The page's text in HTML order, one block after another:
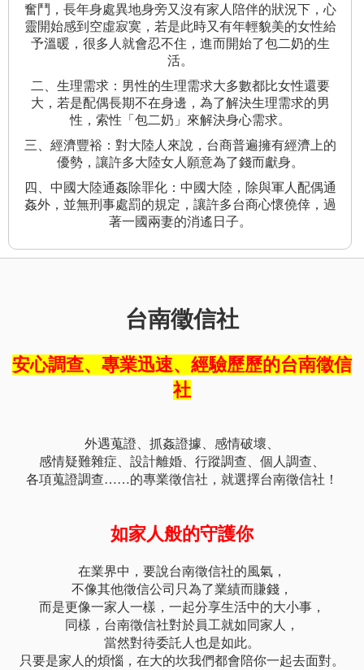
奮鬥，長年身處異地身旁又沒有家人陪伴的狀況下，心
靈開始感到空虛寂寞，若是此時又有年輕貌美的女性給
予溫暖，很多人就會忍不住，進而開始了包二奶的生
活。
二、生理需求：男性的生理需求大多數都比女性還要
大，若是配偶長期不在身邊，為了解決生理需求的男
性，索性「包二奶」來解決身心需求。
三、經濟豐裕：對大陸人來說，台商普遍擁有經濟上的
優勢，讓許多大陸女人願意為了錢而獻身。
四、中國大陸通姦除罪化：中國大陸，除與軍人配偶通
姦外，並無刑事處罰的規定，讓許多台商心懷僥倖，過
著一國兩妻的消遙日子。
台南徵信社
安心調查、專業迅速、經驗歷歷的台南徵信
社
外遇蒐證、抓姦證據、感情破壞、
感情疑難雜症、設計離婚、行蹤調查、個人調查、
各項蒐證調查……的專業徵信社，就選擇台南徵信社！
如家人般的守護你
在業界中，要說台南徵信社的風氣，
不像其他徵信公司只為了業績而賺錢，
而是更像一家人一樣，一起分享生活中的大小事，
同樣，台南徵信社對於員工就如同家人，
當然對待委託人也是如此。
只要是家人的煩惱，在大的坎我們都會陪你一起去面對。